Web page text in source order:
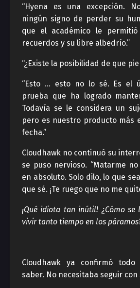
“Hyena es una excepción.
ningún signo de perder su
que el académico le permitió
recuerdos y su libre albedrío.”
“¿Existe la posibilidad de que
“Esto … esto no lo sé. Es el
prueba que ha logrado
Todavía se le considera un
pero es nuestro producto más
fecha.”
Cloudhawk no continuó su
se puso nervioso. “Matarme
en absoluto. Solo dilo, lo que
que sé. ¡Te ruego que no me
¡Qué idiota tan inútil! ¿Cómo
vivir tanto tiempo en los
Cloudhawk ya confirmó
saber. No necesitaba seguir